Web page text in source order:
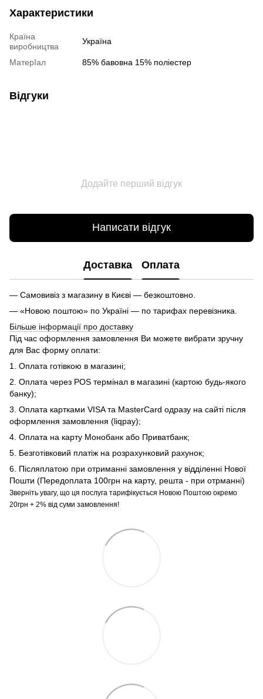
Характеристики
Країна
виробництва
Україна
МатерІал 85% бавовна 15% поліестер
Відгуки
Додайте перший відгук
Написати відгук
Доставка Оплата
— Самовивіз з магазину в Києві — безкоштовно.
— «Новою поштою» по Україні — по тарифах перевізника.
Більше інформації про доставку
Під час оформлення замовлення Ви можете вибрати зручну
для Вас форму оплати:
1. Оплата готівкою в магазині;
2. Оплата через POS термінал в магазині (картою будь-якого
банку);
3. Оплата картками VISA та MasterCard одразу на сайті після
оформлення замовлення (liqpay);
4. Оплата на карту Монобанк або Приватбанк;
5. Безготівковий платіж на розрахунковий рахунок;
6. Післяплатою при отриманні замовлення у відділенні Нової
Пошти (Передоплата 100грн на карту, решта - при отрманні)
Зверніть увагу, що ця послуга тарифікується Новою Поштою окремо
20грн + 2% від суми замовлення!